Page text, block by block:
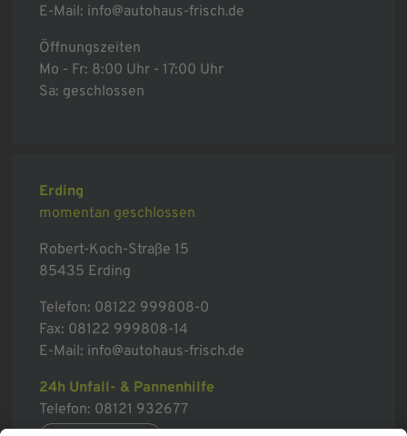
E-Mail: info@autohaus-frisch.de
Öffnungszeiten
Mo - Fr: 8:00 Uhr - 17:00 Uhr
Sa: geschlossen
Erding
momentan geschlossen
Robert-Koch-Straße 15
85435 Erding
Telefon: 08122 999808-0
Fax: 08122 999808-14
E-Mail: info@autohaus-frisch.de
24h Unfall- & Pannenhilfe
Telefon: 08121 932677